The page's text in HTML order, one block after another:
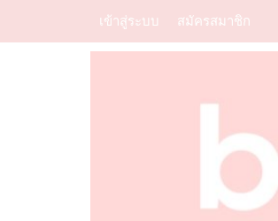
เข้าสู่ระบบ สมัครสมาชิก